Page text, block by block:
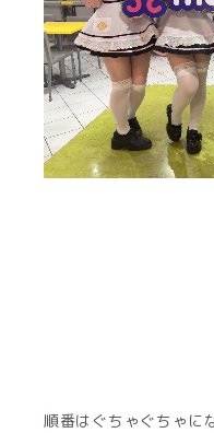
順番はぐちゃぐちゃに